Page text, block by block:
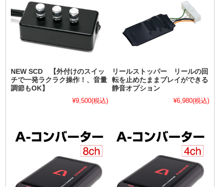
NEW SCD 【外付けのスイッ
チで一発ラクラク操作！、音量
調節もOK】
¥9,500(税込)
リールストッパー リールの回
転を止めたままプレイができる
静音オプション
¥6,980(税込)